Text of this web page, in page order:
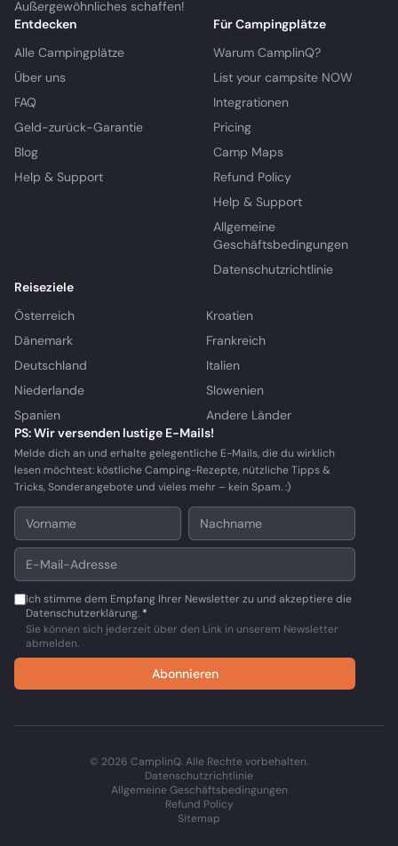
Außergewöhnliches schaffen!
Entdecken
Alle Campingplätze
Über uns
FAQ
Geld-zurück-Garantie
Blog
Help & Support
Für Campingplätze
Warum CamplinQ?
List your campsite NOW
Integrationen
Pricing
Camp Maps
Refund Policy
Help & Support
Allgemeine
Geschäftsbedingungen
Datenschutzrichtlinie
Reiseziele
Österreich
Kroatien
Dänemark
Frankreich
Deutschland
Italien
Niederlande
Slowenien
Spanien
Andere Länder
PS: Wir versenden lustige E-Mails!
Melde dich an und erhalte gelegentliche E-Mails, die du wirklich
lesen möchtest: köstliche Camping-Rezepte, nützliche Tipps &
Tricks, Sonderangebote und vieles mehr – kein Spam. :)
Ich stimme dem Empfang Ihrer Newsletter zu und akzeptiere die
Datenschutzerklärung. *
Sie können sich jederzeit über den Link in unserem Newsletter
abmelden.
Abonnieren
© 2026 CamplinQ. Alle Rechte vorbehalten.
Datenschutzrichtlinie
Allgemeine Geschäftsbedingungen
Refund Policy
Sitemap